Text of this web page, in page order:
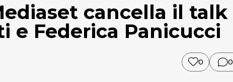
cancella il talk
e Federica Panicucci
0 0